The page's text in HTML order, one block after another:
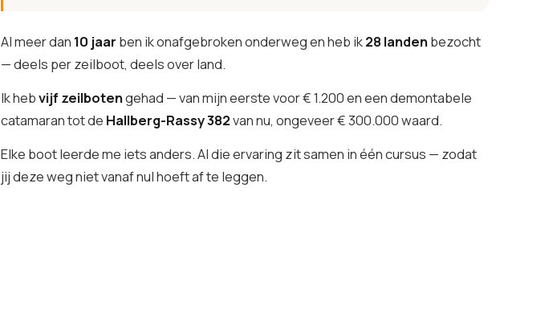
Al meer dan 10 jaar ben ik onafgebroken onderweg en heb ik28 landenbezocht
— deels per zeilboot, deels over land.
Ik hebvijf zeilbotengehad — van mijn eerste voor € 1.200 en een demontabele
catamaran tot de Hallberg-Rassy 382van nu, ongeveer € 300.000 waard.
Elke boot leerde me iets anders. Al die ervaring zit samen in één cursus — zodat
jij deze weg niet vanaf nul hoeft af te leggen.